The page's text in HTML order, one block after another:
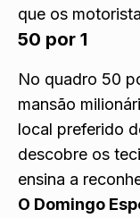
que os
50 por 1
No quadro 50
mansão
local preferido
descobre os
ensina a
O Domingo